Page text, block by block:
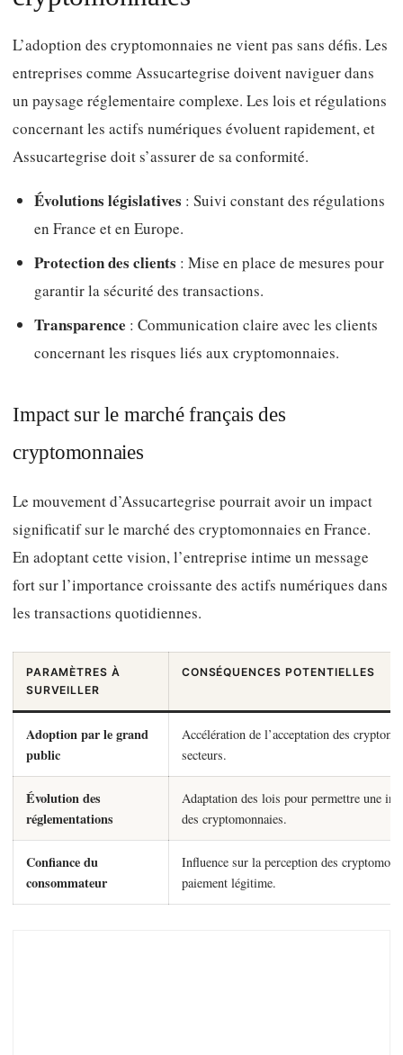
L’adoption des cryptomonnaies ne vient pas sans défis. Les
entreprises comme Assucartegrise doivent naviguer dans
un paysage réglementaire complexe. Les lois et régulations
concernant les actifs numériques évoluent rapidement, et
Assucartegrise doit s’assurer de sa conformité.
Évolutions législatives : Suivi constant des régulations
en France et en Europe.
Protection des clients : Mise en place de mesures pour
garantir la sécurité des transactions.
Transparence : Communication claire avec les clients
concernant les risques liés aux cryptomonnaies.
Impact sur le marché français des
cryptomonnaies
Le mouvement d’Assucartegrise pourrait avoir un impact
significatif sur le marché des cryptomonnaies en France.
En adoptant cette vision, l’entreprise intime un message
fort sur l’importance croissante des actifs numériques dans
les transactions quotidiennes.
PARAMÈTRES À
SURVEILLER
CONSÉQUENCES POTENTIELLES
Adoption par le grand
public
Accélération de l’acceptation des
secteurs.
Évolution des
réglementations
Adaptation des lois pour permettre une
des cryptomonnaies.
Confiance du
consommateur
Influence sur la perception des
paiement légitime.